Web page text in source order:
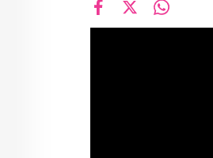
facebook
X whatsapp